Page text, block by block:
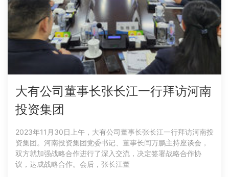
大有公司董事长张长江一行拜访河南
投资集团
2023年11月30日上午，大有公司董事长张长江一行拜访河南投
资集团。河南投资集团党委书记、董事长闫万鹏主持座谈会，
双方就加强战略合作进行了深入交流，决定签署战略合作协
议，达成战略合作。会后，张长江董